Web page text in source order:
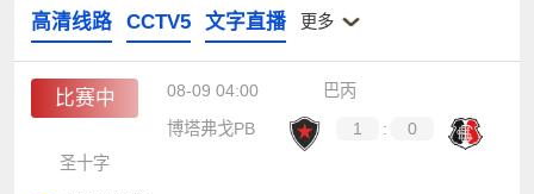
高清线路
CCTV5 文字直播 更多
比赛中 08-09 04:00
巴丙
博塔弗戈PB
1 :
0
圣十字